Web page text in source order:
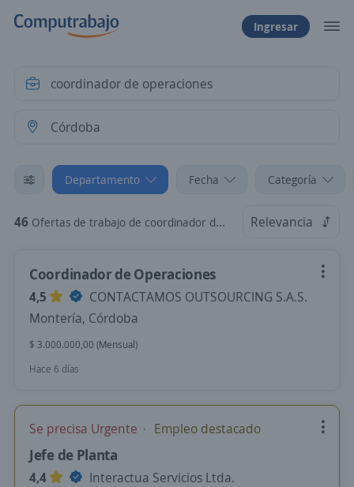
Ingresar
Departamento Fecha Categoría
46 Ofertas de trabajo de coordinador de operaciones en Córdoba Relevancia
Coordinador de Operaciones
4,5
CONTACTAMOS OUTSOURCING S.A.S.
Montería, Córdoba
$ 3.000.000,00 (Mensual)
Hace 6 días
Se precisa Urgente Empleo destacado
Jefe de Planta
4,4
Interactua Servicios Ltda.